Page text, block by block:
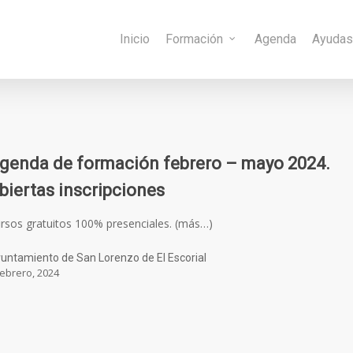
Inicio Formación Agenda Ayudas
de formación febrero – mayo 2024.
inscripciones
gratuitos 100% presenciales. (más…)
de San Lorenzo de El Escorial
2024